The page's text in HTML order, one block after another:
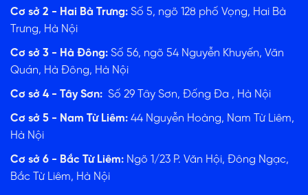
Cơ sở 2 - Hai Bà Trưng: Số 5, ngõ 128 phố Vọng, Hai Bà
Trưng, Hà Nội
Cơ sở 3 - Hà Đông: Số 56, ngõ 54 Nguyễn Khuyến, Văn
Quán, Hà Đông, Hà Nội
Cơ sở 4 - Tây Sơn: Số 29 Tây Sơn, Đống Đa , Hà Nội
Cơ sở 5 - Nam Từ Liêm: 44 Nguyễn Hoàng, Nam Từ Liêm,
Hà Nội
Cơ sở 6 - Bắc Từ Liêm: Ngõ 1/23 P. Văn Hội, Đông Ngạc,
Bắc Từ Liêm, Hà Nội